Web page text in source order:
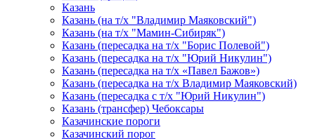
Казань
Казань (на т/х "Владимир Маяковский")
Казань (на т/х "Мамин-Сибиряк")
Казань (пересадка на т/х "Борис Полевой")
Казань (пересадка на т/х "Юрий Никулин")
Казань (пересадка на т/х «Павел Бажов»)
Казань (пересадка на т/х Владимир Маяковский)
Казань (пересадка с т/х "Юрий Никулин")
Казань (трансфер) Чебоксары
Казачинские пороги
Казачинский порог